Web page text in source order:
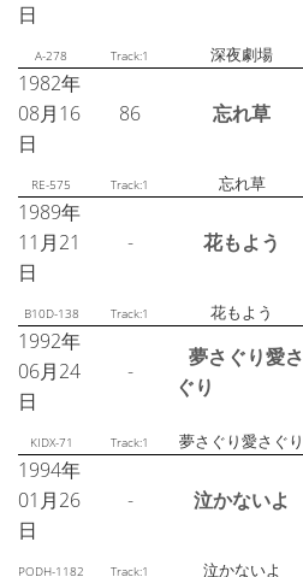
日
A-278 Track:1 深夜劇場
1982年
08月16
日
86 忘れ草
RE-575 Track:1 忘れ草
1989年
11月21
日
- 花もよう
B10D-138 Track:1 花もよう
1992年
06月24
日
-
夢さぐり愛さ
ぐり
KIDX-71 Track:1 夢さぐり愛さぐり
1994年
01月26
日
- 泣かないよ
PODH-1182 Track:1 泣かないよ